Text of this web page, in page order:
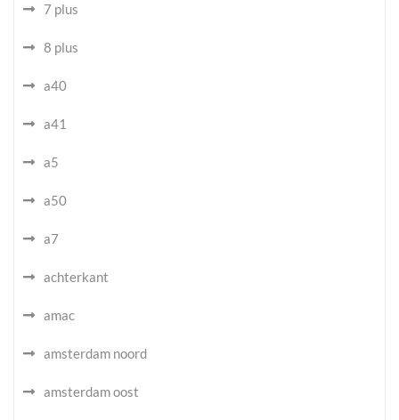
7 plus
8 plus
a40
a41
a5
a50
a7
achterkant
amac
amsterdam noord
amsterdam oost